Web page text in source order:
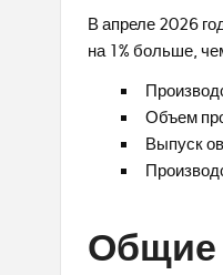
В апреле 2026
на 1% больше,
Объем
Выпуск
Общие